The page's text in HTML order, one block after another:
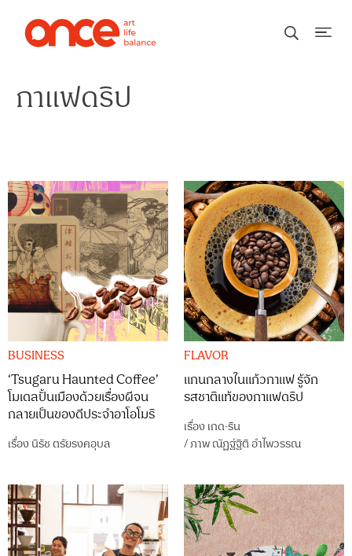
กาแฟดริป
BUSINESS
‘Tsugaru Haunted Coffee’
โมเดลปั้นเมืองด้วยเรื่องผีจน
กลายเป็นของดีประจำอาโอโมริ
เรื่องนิรัช ตรัยรงคอุบล
FLAVOR
แกนกลางในแก้วกาแฟ รู้จัก
รสชาติแท้ของกาแฟดริป
เรื่อง เกด-ริน
/ภาพณัฏฐ์ฐิติ อำไพวรรณ